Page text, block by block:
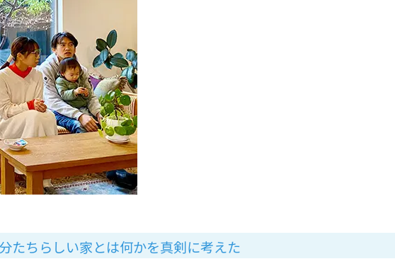
たちらしい家とは何かを真剣に考えた